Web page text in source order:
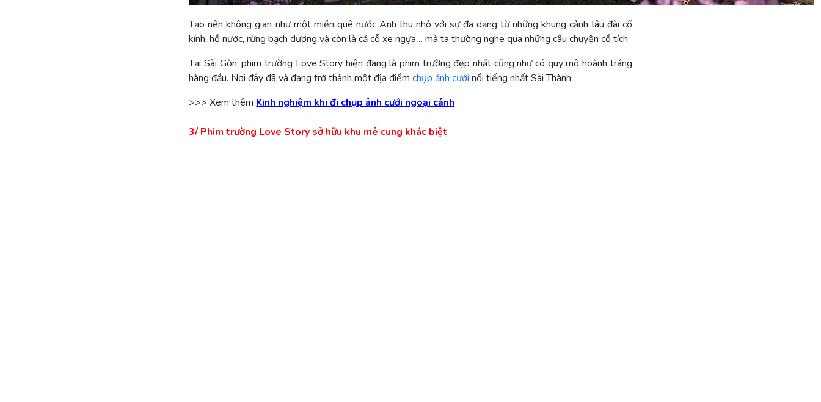
Tạo nên không gian như một miền quê nước Anh thu nhỏ với sự đa dạng từ những khung cảnh lâu đài cổ
kính, hồ nước, rừng bạch dương và còn là cả cỗ xe ngựa… mà ta thường nghe qua những câu chuyện cổ tích.
Tại Sài Gòn, phim trường Love Story hiện đang là phim trường đẹp nhất cũng như có quy mô hoành tráng
hàng đầu. Nơi đây đã và đang trở thành một địa điểmchụp ảnh cưới nổi tiếng nhất Sài Thành.
>>> Xem thêm Kinh nghiệm khi đi chụp ảnh cưới ngoại cảnh
3/ Phim trường Love Story sở hữu khu mê cung khác biệt